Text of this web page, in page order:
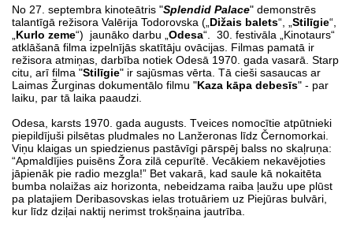
No 27. septembra kinoteātris "Splendid Palace" demonstrēs
talantīgā režisora Valērija Todorovska („ Dižais balets“, „ Stilīgie“,
Kurlo zeme“) jaunāko darbu „ Odesa“. 30. festivāla „Kinotaurs“
atklāšanā filma izpelnījās skatītāju ovācijas. Filmas pamatā ir
režisora atmiņas, darbība notiek Odesā 1970. gada vasarā. Starp
citu, arī filma "Stilīgie" ir sajūsmas vērta. Tā cieši sasaucas ar
Laimas Žurginas dokumentālo filmu "Kaza kāpa debesīs" - par
laiku, par tā laika paaudzi.
Odesa, karsts 1970. gada augusts. Tveices nomocītie atpūtnieki
piepildījuši pilsētas pludmales no Lanžeronas līdz Černomorkai.
Viņu klaigas un spiedzienus pastāvīgi pārspēj balss no skaļruņa:
“Apmaldījies puisēns Žora zilā cepurītē. Vecākiem nekavējoties
jāpienāk pie radio mezgla!” Bet vakarā, kad saule kā nokaitēta
bumba nolaižas aiz horizonta, nebeidzama raiba ļaužu upe plūst
pa platajiem Deribasovskas ielas trotuāriem uz Piejūras bulvāri,
kur līdz dziļai naktij nerimst trokšņaina jautrība.